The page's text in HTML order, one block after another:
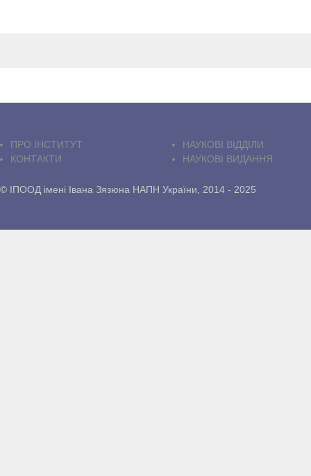
ПРО IНСТИТУТ
КОНТАКТИ
НАУКОВІ ВІДДІЛИ
НАУКОВІ ВИДАННЯ
© ІПООД імені Івана Зязюна НАПН України, 2014 - 2025